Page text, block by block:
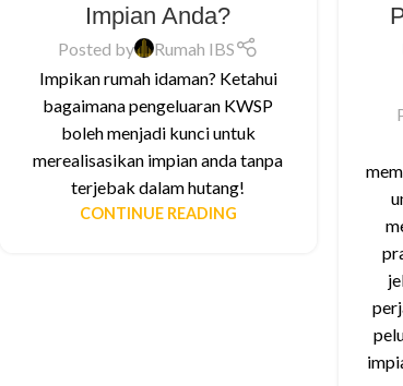
Impian Anda?
Posted by
Rumah IBS
Impikan rumah idaman? Ketahui
bagaimana pengeluaran KWSP
boleh menjadi kunci untuk
merealisasikan impian anda tanpa
terjebak dalam hutang!
CONTINUE READING